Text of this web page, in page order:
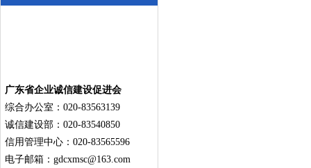
广东省企业诚信建设促进会
综合办公室：020-83563139
诚信建设部：020-83540850
信用管理中心：020-83565596
电子邮箱： gdcxmsc@163.com